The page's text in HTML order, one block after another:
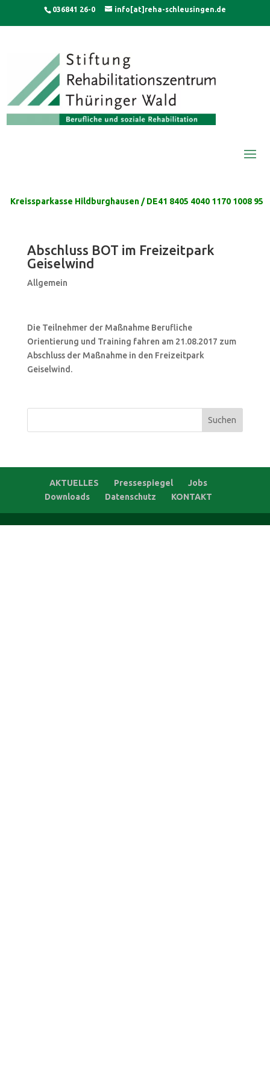
content
036841 26-0 info[at]reha-schleusingen.de
Kreissparkasse Hildburghausen / DE41 8405 4040 1170 1008 95
Abschluss BOT im Freizeitpark
Geiselwind
Allgemein
Die Teilnehmer der Maßnahme Berufliche
Orientierung und Training fahren am 21.08.2017 zum
Abschluss der Maßnahme in den Freizeitpark
Geiselwind.
Suchen
AKTUELLES Pressespiegel
Jobs
Downloads
Datenschutz KONTAKT
modal-check